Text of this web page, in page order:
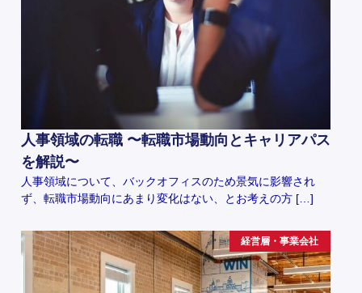
人事領域の転職 〜転職市場動向とキャリアパス
を解説〜
人事領域について、バックオフィスのため景気に影響され
ず、転職市場動向にあまり変化はない、とお考えの方 […]
経営層・事業会社